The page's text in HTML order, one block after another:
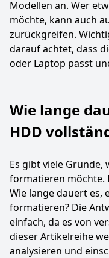
Modellen an. Wer
möchte, kann auch
zurückgreifen.
darauf achtet, dass
oder Laptop passt
Wie lange
HDD
Es gibt viele Gründe,
formatieren möchte.
Wie lange dauert es,
formatieren? Die
einfach, da es von
dieser Artikelreihe
analysieren und